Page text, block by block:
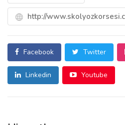
http://
Facebook Twitter
Linkedin Youtube